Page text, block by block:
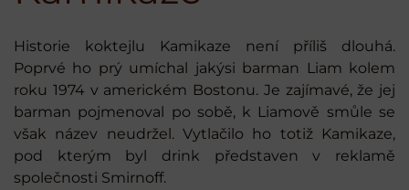
Historie koktejlu Kamikaze není příliš dlouhá.
Poprvé ho prý umíchal jakýsi barman Liam kolem
roku 1974 v americkém Bostonu. Je zajímavé, že jej
barman pojmenoval po sobě, k Liamově smůle se
však název neudržel. Vytlačilo ho totiž Kamikaze,
pod kterým byl drink představen v reklamě
společnosti Smirnoff.